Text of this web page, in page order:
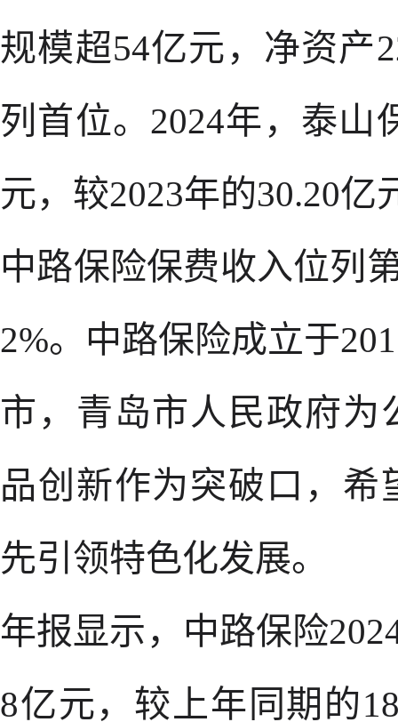
规模超54亿元，净资产
列首位。2024年，泰山
元，较2023年的30.20亿
中路保险保费收入位列
2%。中路保险成立于
市，青岛市人民政府为
品创新作为突破口，
先引领特色化发展。
年报显示，中路保险
8亿元，较上年同期的